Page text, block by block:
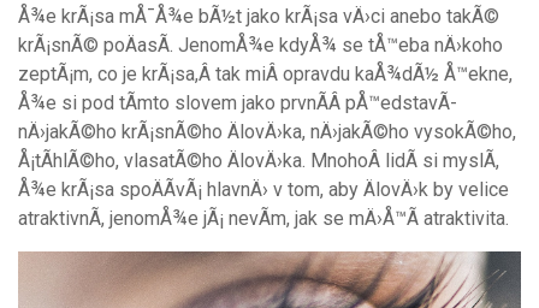
Å¾e krÃ¡sa mÅ¯Å¾e bÃ½t jako krÃ¡sa vÄ›ci anebo takÃ©
krÃ¡snÃ© poÄasÃ­. JenomÅ¾e kdyÅ¾ se tÅ™eba nÄ›koho
zeptÃ¡m, co je krÃ¡sa,Â tak miÂ opravdu kaÅ¾dÃ½ Å™ekne,
Å¾e si pod tÃ­mto slovem jako prvnÃ­Â pÅ™edstavÃ­
nÄ›jakÃ©ho krÃ¡snÃ©ho ÄlovÄ›ka, nÄ›jakÃ©ho vysokÃ©ho,
Å¡tÃ­hlÃ©ho, vlasatÃ©ho ÄlovÄ›ka. MnohoÂ lidÃ­ si myslÃ­,
Å¾e krÃ¡sa spoÄÃ­vÃ¡ hlavnÄ› v tom, aby ÄlovÄ›k by velice
atraktivnÃ­, jenomÅ¾e jÃ¡ nevÃ­m, jak se mÄ›Å™Ã­ atraktivita.